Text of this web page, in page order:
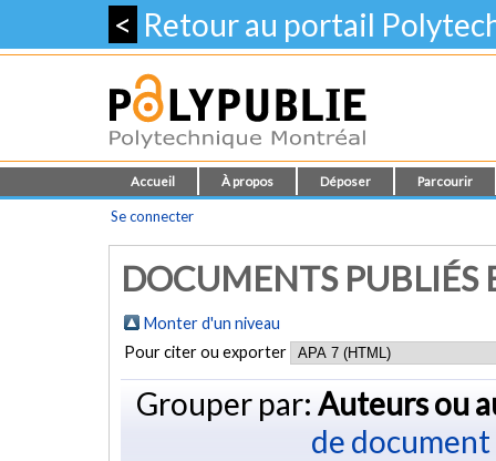
< Retour au portail
Accueil À propos Déposer Parcourir
Se connecter
DOCUMENTS PUBLIÉS
Monter d'un niveau
Pour citer ou exporter
Grouper par: Auteurs ou
de document